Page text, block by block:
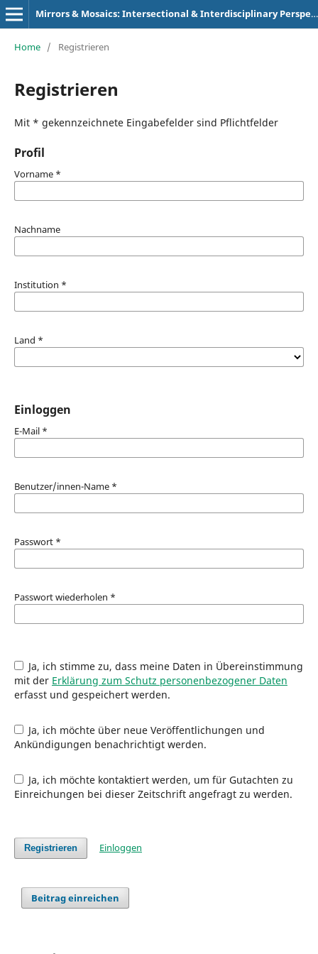
Mirrors & Mosaics: Intersectional & Interdisciplinary Perspectives
Home / Registrieren
Registrieren
Mit * gekennzeichnete Eingabefelder sind Pflichtfelder
Profil
Vorname *
Nachname
Institution *
Land *
Einloggen
E-Mail *
Benutzer/innen-Name *
Passwort *
Passwort wiederholen *
mit der Erklärung zum Schutz personenbezogener Daten
erfasst und gespeichert werden.
Ankündigungen benachrichtigt werden.
Einreichungen bei dieser Zeitschrift angefragt zu werden.
Registrieren Einloggen
Beitrag einreichen